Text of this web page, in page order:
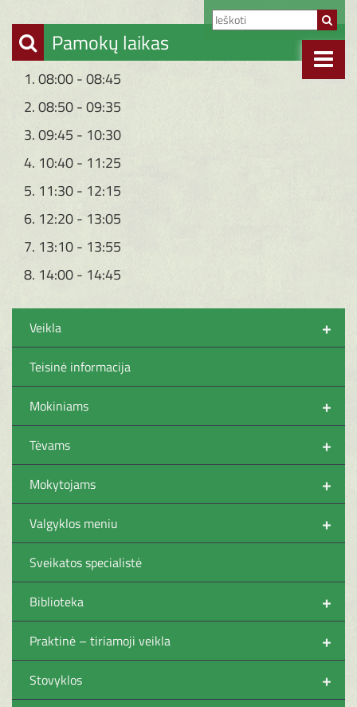
Pamokų laikas
1. 08:00 - 08:45
2. 08:50 - 09:35
3. 09:45 - 10:30
4. 10:40 - 11:25
5. 11:30 - 12:15
6. 12:20 - 13:05
7. 13:10 - 13:55
8. 14:00 - 14:45
+
Veikla
Teisinė informacija
+
Mokiniams
+
Tėvams
+
Mokytojams
+
Valgyklos meniu
Sveikatos specialistė
+
Biblioteka
+
Praktinė – tiriamoji veikla
+
Stovyklos